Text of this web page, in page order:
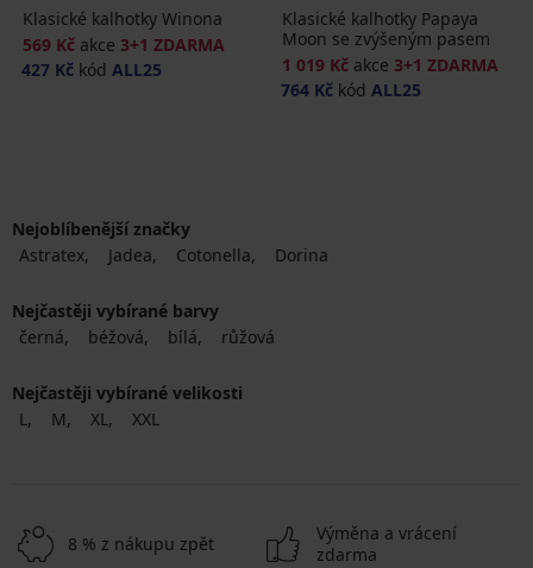
Klasické kalhotky Winona
569 Kč akce 3+1 ZDARMA
427 Kč kód ALL25
Klasické kalhotky Papaya
Moon se zvýšeným pasem
1 019 Kč akce 3+1 ZDARMA
764 Kč kód ALL25
Nejoblíbenější značky
Astratex
Jadea Cotonella Dorina
Nejčastěji vybírané barvy
černá
béžová bílá růžová
Nejčastěji vybírané velikosti
L
M XL XXL
8 % z nákupu zpět
Výměna a vrácení
zdarma